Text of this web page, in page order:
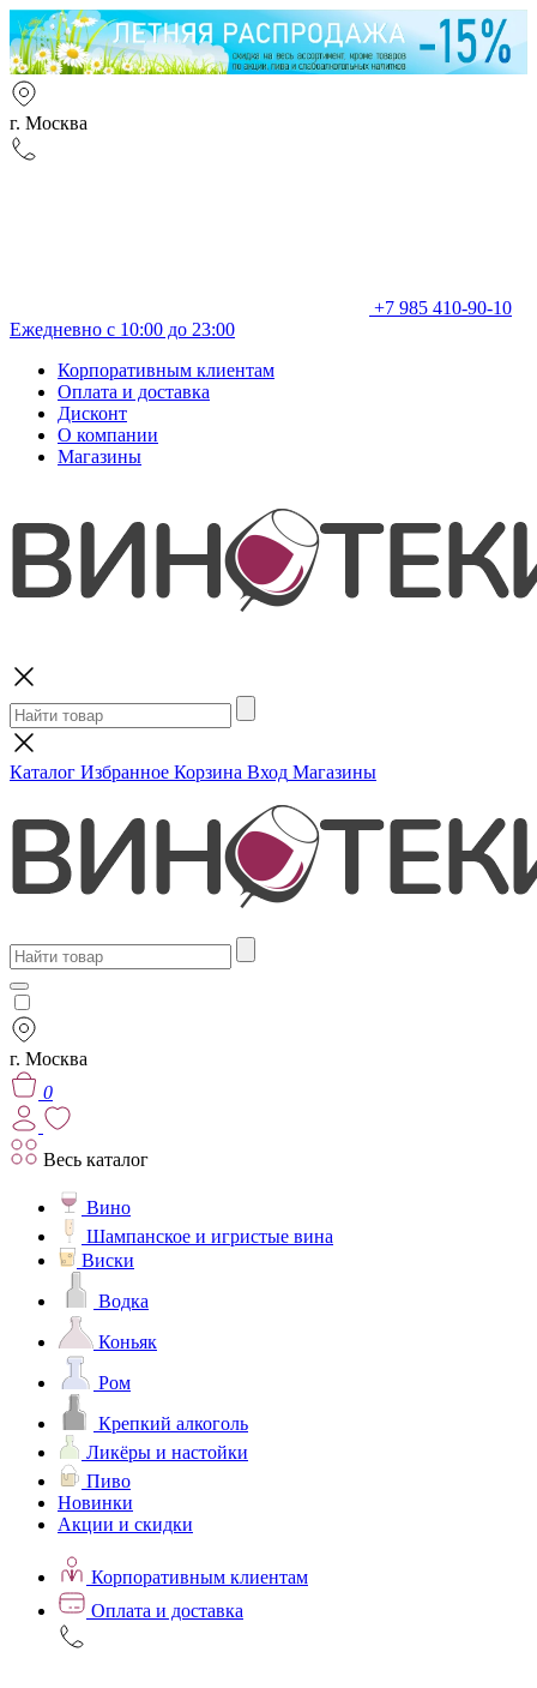
г. Москва
+7 985 410-90-10
Ежедневно с 10:00 до 23:00
Корпоративным клиентам
Оплата и доставка
Дисконт
О компании
Магазины
Каталог Избранное Корзина Вход Магазины
г. Москва
0
Весь каталог
Вино
Шампанское и игристые вина
Виски
Водка
Коньяк
Ром
Крепкий алкоголь
Ликёры и настойки
Пиво
Новинки
Акции и скидки
Корпоративным клиентам
Оплата и доставка